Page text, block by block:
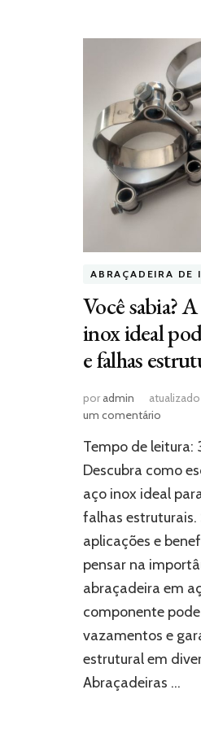
ABRAÇADEIRA DE
Você sabia?
inox ideal
e falhas
poradmin
um comentário
sabia?
A
em
aço
inox
ideal
pode
evitar
e
falhas
Tempo de leitura:
Descubra como
aço inox ideal
falhas estruturais.
aplicações e
pensar na
abraçadeira em
componente
vazamentos e
estrutural em
Abraçadeiras …